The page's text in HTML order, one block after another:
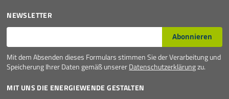
NEWSLETTER
E-Mail* Abonnieren
Mit dem Absenden dieses Formulars stimmen Sie der Verarbeitung und
Speicherung Ihrer Daten gemäß unsererDatenschutzerklärungzu.
MIT UNS DIE ENERGIEWENDE GESTALTEN